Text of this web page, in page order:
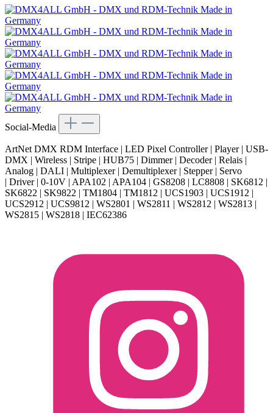
Social-Media
ArtNet DMX RDM Interface | LED Pixel Controller | Player | USB-
DMX | Wireless | Stripe | HUB75 | Dimmer | Decoder | Relais |
Analog | DALI | Multiplexer | Demultiplexer | Stepper | Servo
| Driver | 0-10V | APA102 | APA104 | GS8208 | LC8808 | SK6812 |
SK6822 | SK9822 | TM1804 | TM1812 | UCS1903 | UCS1912 |
UCS2912 | UCS9812 | WS2801 | WS2811 | WS2812 | WS2813 |
WS2815 | WS2818 | IEC62386